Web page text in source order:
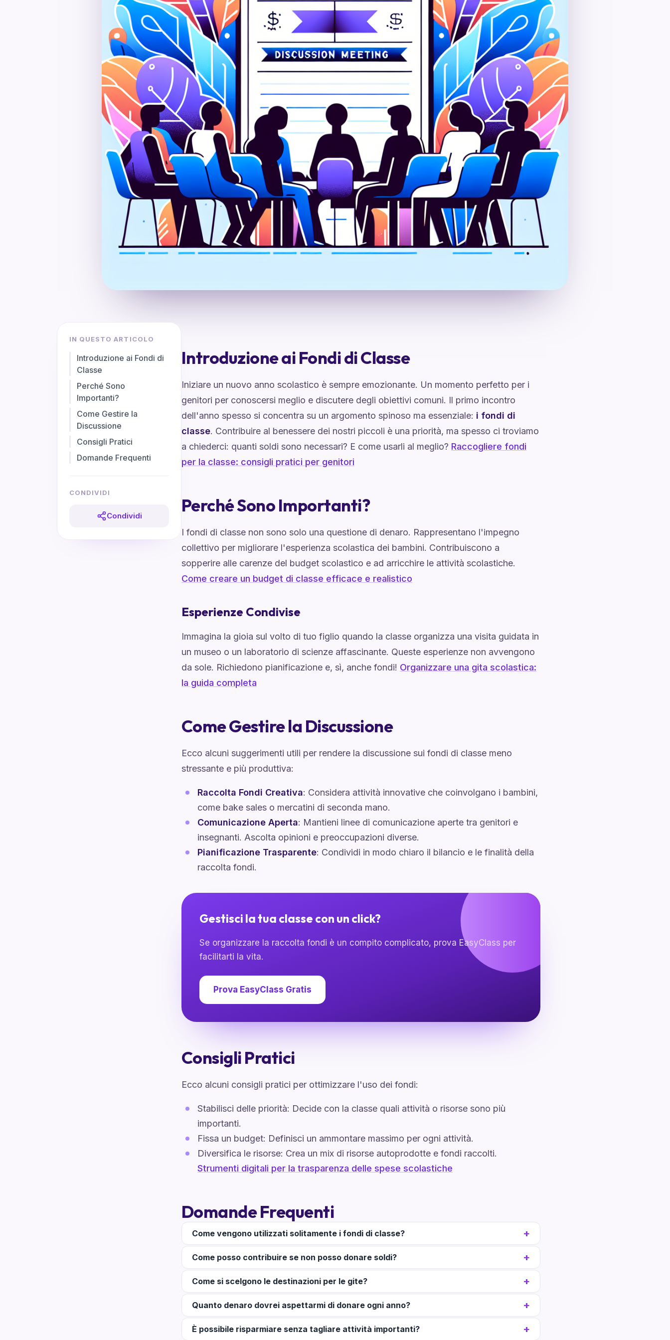
IN QUESTO ARTICOLO
Introduzione ai Fondi di
Classe
Perché Sono
Importanti?
Come Gestire la
Discussione
Consigli Pratici
Domande Frequenti
CONDIVIDI
Condividi
Introduzione ai Fondi di Classe
Iniziare un nuovo anno scolastico è sempre emozionante. Un momento perfetto per i
genitori per conoscersi meglio e discutere degli obiettivi comuni. Il primo incontro
dell'anno spesso si concentra su un argomento spinoso ma essenziale: i fondi di
classe. Contribuire al benessere dei nostri piccoli è una priorità, ma spesso ci troviamo
a chiederci: quanti soldi sono necessari? E come usarli al meglio? Raccogliere fondi
per la classe: consigli pratici per genitori
Perché Sono Importanti?
I fondi di classe non sono solo una questione di denaro. Rappresentano l'impegno
collettivo per migliorare l'esperienza scolastica dei bambini. Contribuiscono a
sopperire alle carenze del budget scolastico e ad arricchire le attività scolastiche.
Come creare un budget di classe efficace e realistico
Esperienze Condivise
Immagina la gioia sul volto di tuo figlio quando la classe organizza una visita guidata in
un museo o un laboratorio di scienze affascinante. Queste esperienze non avvengono
da sole. Richiedono pianificazione e, sì, anche fondi! Organizzare una gita scolastica:
la guida completa
Come Gestire la Discussione
Ecco alcuni suggerimenti utili per rendere la discussione sui fondi di classe meno
stressante e più produttiva:
Raccolta Fondi Creativa: Considera attività innovative che coinvolgano i bambini,
come bake sales o mercatini di seconda mano.
Comunicazione Aperta: Mantieni linee di comunicazione aperte tra genitori e
insegnanti. Ascolta opinioni e preoccupazioni diverse.
Pianificazione Trasparente: Condividi in modo chiaro il bilancio e le finalità della
raccolta fondi.
Gestisci la tua classe con un click?
Se organizzare la raccolta fondi è un compito complicato, prova EasyClass per
facilitarti la vita.
Prova EasyClass Gratis
Consigli Pratici
Ecco alcuni consigli pratici per ottimizzare l'uso dei fondi:
Stabilisci delle priorità: Decide con la classe quali attività o risorse sono più
importanti.
Fissa un budget: Definisci un ammontare massimo per ogni attività.
Diversifica le risorse: Crea un mix di risorse autoprodotte e fondi raccolti.
Strumenti digitali per la trasparenza delle spese scolastiche
Domande Frequenti
Come vengono utilizzati solitamente i fondi di classe?
Come posso contribuire se non posso donare soldi?
Come si scelgono le destinazioni per le gite?
Quanto denaro dovrei aspettarmi di donare ogni anno?
È possibile risparmiare senza tagliare attività importanti?